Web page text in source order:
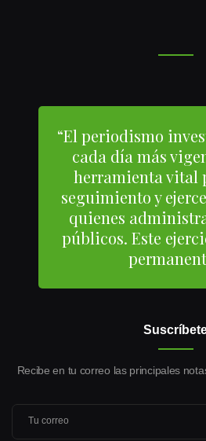
“El periodismo
cada día más
herramienta vital
seguimiento y
quienes
públicos. Este
Recibe en tu correo las principales